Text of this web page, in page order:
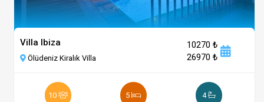
Villa Ibiza
Ölüdeniz Kiralık Villa
10270 ₺
26970 ₺
10 5 4